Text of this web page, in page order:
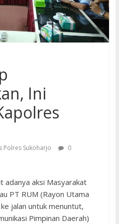
Ini
Polres Sukoharjo
0
adanya aksi Masyarakat
PT RUM (Rayon Utama
jalan untuk menuntut,
Pimpinan Daerah)